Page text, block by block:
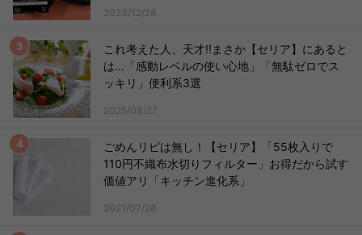
2023/12/28
これ考えた人、天才!!まさか【セリア】にあると
は…「感動レベルの使い心地」「無駄ゼロでス
ッキリ」便利系3選
2025/08/27
ごめんリピは無し！【セリア】「55枚入りで
110円不織布水切りフィルター」お得だから試す
価値アリ「キッチン進化系」
2021/07/28